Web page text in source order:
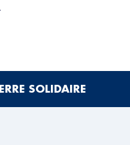
SOLIDAIRE